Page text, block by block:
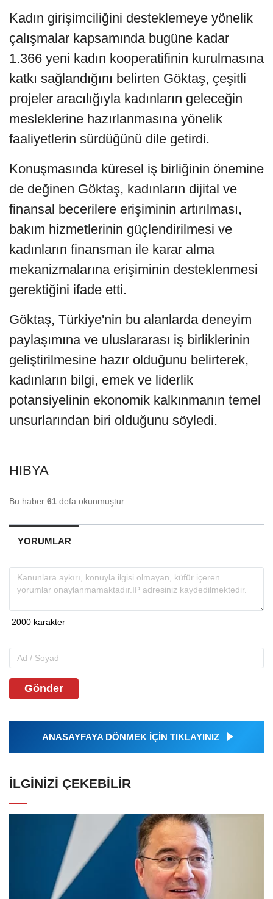
Kadın girişimciliğini desteklemeye yönelik
çalışmalar kapsamında bugüne kadar
1.366 yeni kadın kooperatifinin kurulmasına
katkı sağlandığını belirten Göktaş, çeşitli
projeler aracılığıyla kadınların geleceğin
mesleklerine hazırlanmasına yönelik
faaliyetlerin sürdüğünü dile getirdi.
Konuşmasında küresel iş birliğinin önemine
de değinen Göktaş, kadınların dijital ve
finansal becerilere erişiminin artırılması,
bakım hizmetlerinin güçlendirilmesi ve
kadınların finansman ile karar alma
mekanizmalarına erişiminin desteklenmesi
gerektiğini ifade etti.
Göktaş, Türkiye'nin bu alanlarda deneyim
paylaşımına ve uluslararası iş birliklerinin
geliştirilmesine hazır olduğunu belirterek,
kadınların bilgi, emek ve liderlik
potansiyelinin ekonomik kalkınmanın temel
unsurlarından biri olduğunu söyledi.
HIBYA
Bu haber 61 defa okunmuştur.
YORUMLAR
Gönder
ANASAYFAYA DÖNMEK İÇİN TIKLAYINIZ
İLGINIZI ÇEKEBILIR